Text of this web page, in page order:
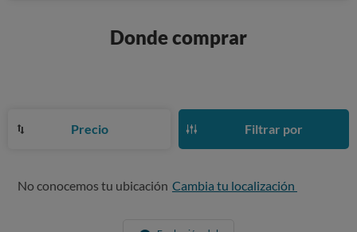
Donde comprar
Precio Filtrar por
No conocemos tu ubicación Cambia tu localización